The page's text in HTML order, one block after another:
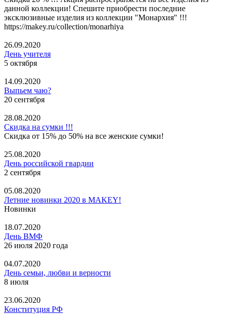
данной коллекции! Спешите приобрести последние
эксклюзивные изделия из коллекции "Монархия" !!!
https://makey.ru/collection/monarhiya
26.09.2020
День учителя
5 октября
14.09.2020
Выпьем чаю?
20 сентября
28.08.2020
Скидка на сумки !!!
Скидка от 15% до 50% на все женские сумки!
25.08.2020
День российской гвардии
2 сентября
05.08.2020
Летние новинки 2020 в MAKEY!
Новинки
18.07.2020
День ВМФ
26 июля 2020 года
04.07.2020
День семьи, любви и верности
8 июля
23.06.2020
Конституция РФ